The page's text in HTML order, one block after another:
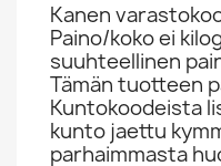
Kanen
Paino/koko ei
suuhteellinen
Tämän tuotteen
Kuntokoodeista
kunto jaettu
parhaimmasta